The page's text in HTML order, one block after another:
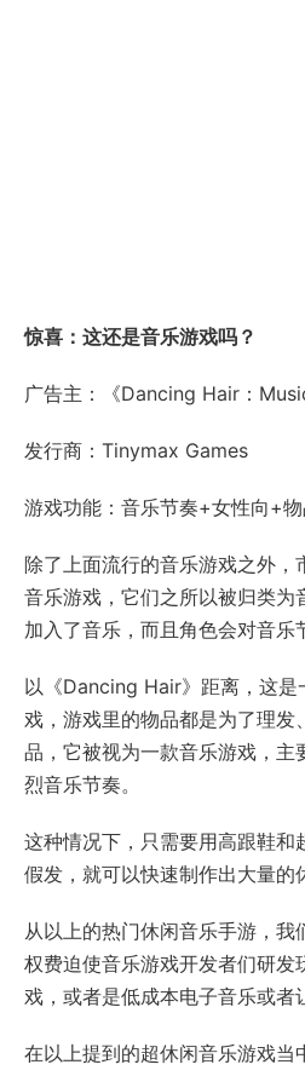
惊喜：这还是音乐游戏吗？
广告主：《Dancing Hair：
发行商：Tinymax Games
游戏功能：音乐节奏+女性向+
除了上面流行的音乐游戏之外，
音乐游戏，它们之所以被归类为
加入了音乐，而且角色会对音乐
以《Dancing Hair》距离，这是
戏，游戏里的物品都是为了理发
品，它被视为一款音乐游戏，主
烈音乐节奏。
这种情况下，只需要用高跟鞋和
假发，就可以快速制作出大量的
从以上的热门休闲音乐手游，我
权费迫使音乐游戏开发者们研发
戏，或者是低成本电子音乐或者
在以上提到的超休闲音乐游戏当